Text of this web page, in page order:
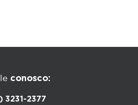
conosco:
3231-2377